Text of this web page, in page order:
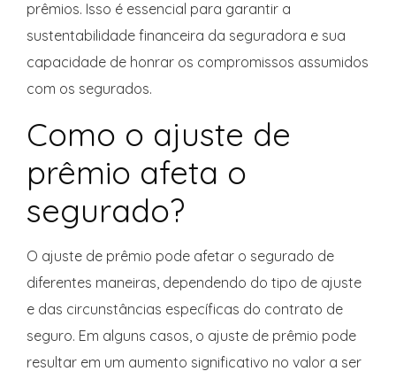
prêmios. Isso é essencial para garantir a
sustentabilidade financeira da seguradora e sua
capacidade de honrar os compromissos assumidos
com os segurados.
Como o ajuste de
prêmio afeta o
segurado?
O ajuste de prêmio pode afetar o segurado de
diferentes maneiras, dependendo do tipo de ajuste
e das circunstâncias específicas do contrato de
seguro. Em alguns casos, o ajuste de prêmio pode
resultar em um aumento significativo no valor a ser